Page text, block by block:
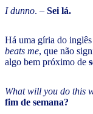
I dunno. – Sei lá.
Há uma gíria do inglês
beats me, que não
algo bem próximo de
What will you do this
fim de semana?